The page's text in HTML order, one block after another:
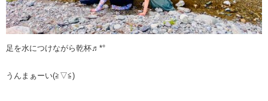
足を水につけながら乾杯♬*°
うんまぁーい(≧▽≦)